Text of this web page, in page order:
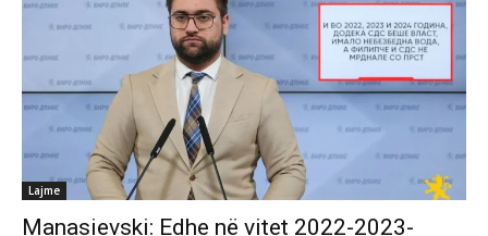
Lajme
Manasievski: Edhe në vitet 2022-2023-